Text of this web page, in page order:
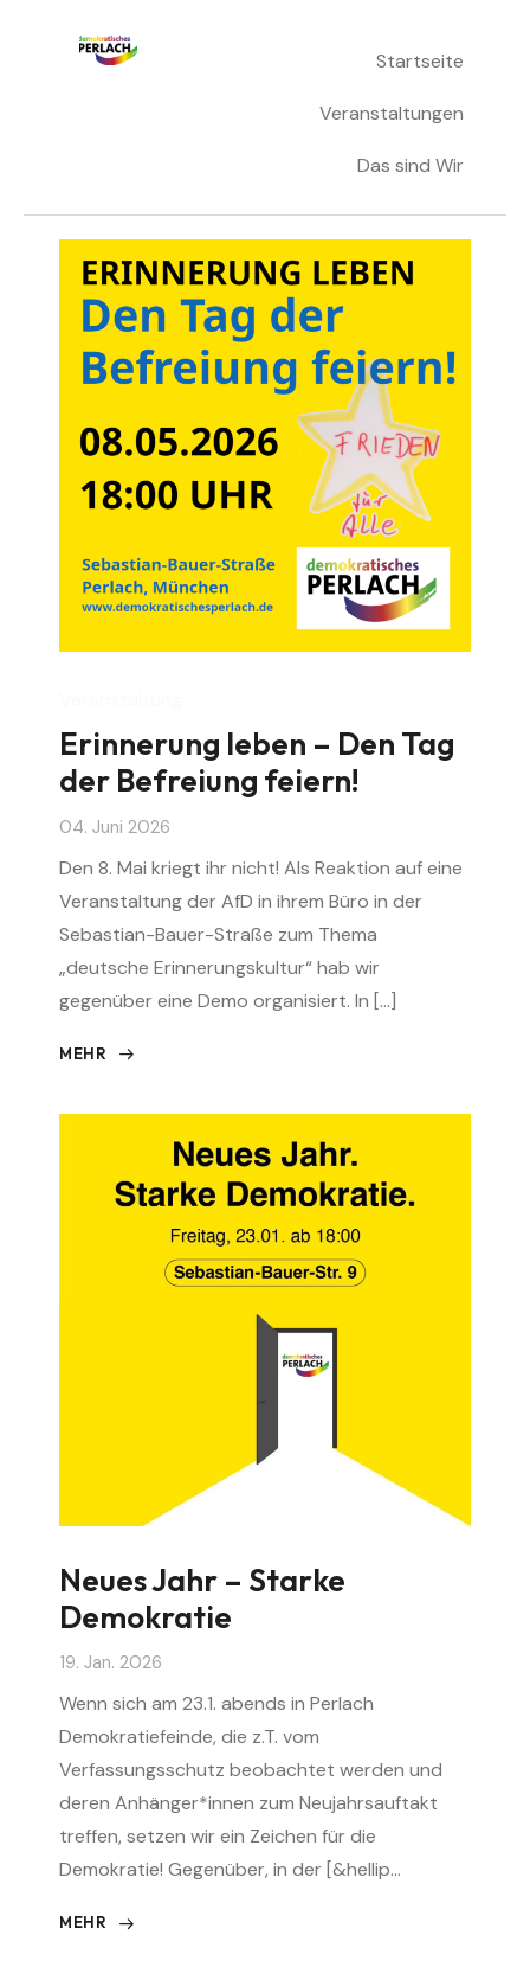
Demokratisches Perlach Startseite
Veranstaltungen
Das sind Wir
Erinnerung leben – Den Tag
der Befreiung feiern!
04. Juni 2026
Den 8. Mai kriegt ihr nicht! Als Reaktion auf eine
Veranstaltung der AfD in ihrem Büro in der
Sebastian-Bauer-Straße zum Thema
„deutsche Erinnerungskultur“ hab wir
gegenüber eine Demo organisiert. In […]
MEHR
Neues Jahr – Starke
Demokratie
19. Jan. 2026
Wenn sich am 23.1. abends in Perlach
Demokratiefeinde, die z.T. vom
Verfassungsschutz beobachtet werden und
deren Anhänger*innen zum Neujahrsauftakt
treffen, setzen wir ein Zeichen für die
Demokratie! Gegenüber, in der [&hellip…
MEHR